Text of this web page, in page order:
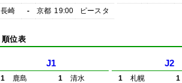
長崎
- 京都 19:00 ピースタ
順位表
J1
1 鹿島 1
清水
J2
1 札幌
1